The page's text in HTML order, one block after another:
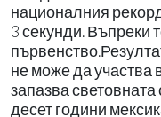
националния
3 секунди. Въпреки
не може да участва
запазва
десет години